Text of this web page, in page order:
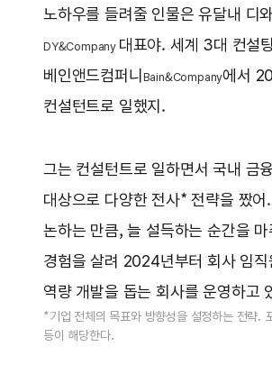
노하우를 들려줄 인물은 유달내 디
DY&Company 대표야. 세계 3대 컨설
베인앤드컴퍼니 Bain&Company에서
컨설턴트로 일했지.
그는 컨설턴트로 일하면서 국내 금
대상으로 다양한 전사* 전략을 짰
논하는 만큼, 늘 설득하는 순간을 마
경험을 살려 2024년부터 회사 임
역량 개발을 돕는 회사를 운영하고
*기업 전체의 목표와 방향성을 설정하는 전략.
등이 해당한다.